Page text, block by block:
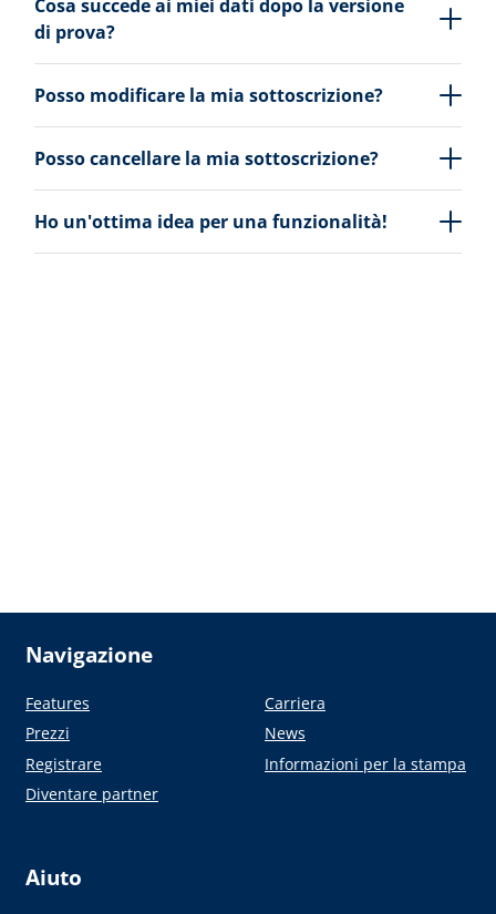
Cosa succede ai miei dati dopo la versione
di prova?
Posso modificare la mia sottoscrizione?
Posso cancellare la mia sottoscrizione?
Ho un'ottima idea per una funzionalità!
Navigazione
Features
Prezzi
Registrare
Diventare partner
Carriera
News
Informazioni per la stampa
Aiuto